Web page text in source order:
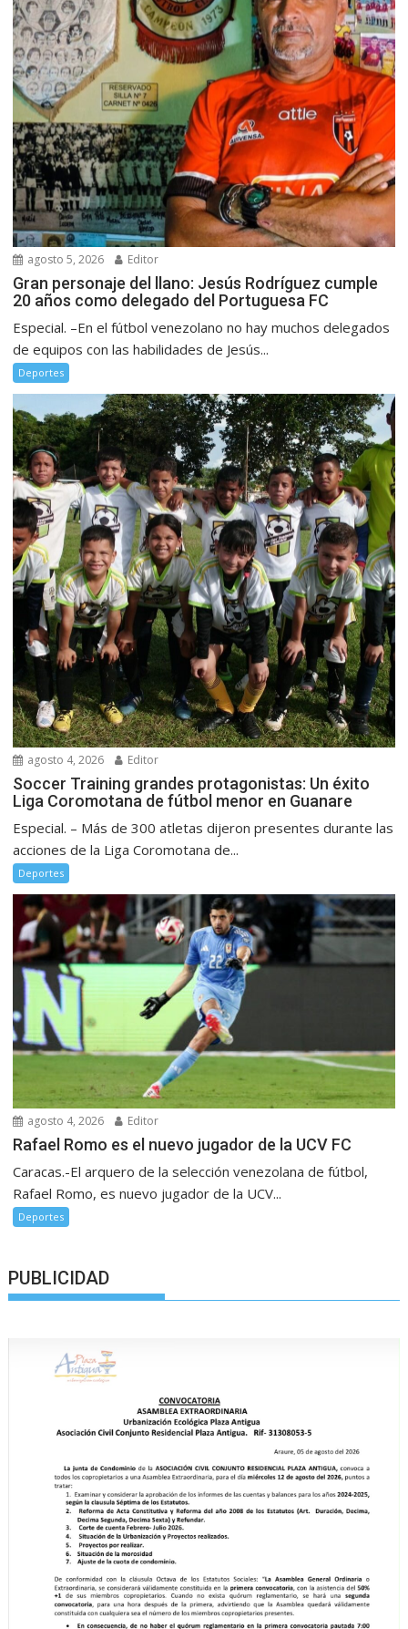
agosto 5, 2026 Editor
Gran personaje del llano: Jesús Rodríguez cumple
20 años como delegado del Portuguesa FC
Especial. –En el fútbol venezolano no hay muchos delegados
de equipos con las habilidades de Jesús...
Deportes
agosto 4, 2026 Editor
Soccer Training grandes protagonistas: Un éxito
Liga Coromotana de fútbol menor en Guanare
Especial. – Más de 300 atletas dijeron presentes durante las
acciones de la Liga Coromotana de...
Deportes
agosto 4, 2026 Editor
Rafael Romo es el nuevo jugador de la UCV FC
Caracas.-El arquero de la selección venezolana de fútbol,
Rafael Romo, es nuevo jugador de la UCV...
Deportes
PUBLICIDAD